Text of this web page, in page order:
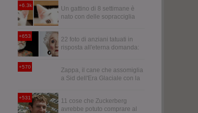
Un gattino di 8 settimane è
nato con delle sopracciglia
+6.3k
22 foto di anziani tatuati in
risposta all'eterna domanda:
60anni?
+653
Zappa, il cane che assomiglia
a Sid dell'Era Glaciale con la
+570
11 cose che Zuckerberg
avrebbe potuto comprare al
+531